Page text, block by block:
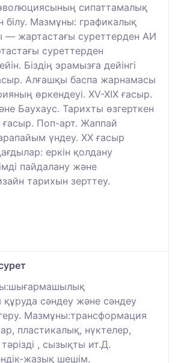
эволюциясының сипаттамалық
білу. Мазмұны: графикалық
— жартастағы суреттерден АИ
суреттерден
Біздің эрамызға дейінгі
Алғашқы баспа жарнамасы
өркендеуі. XV-XIX ғасыр.
Баухаус. Тарихты өзгерткен
ғасыр. Поп-арт. Жаппай
үндеу. ХХ ғасыр
еркін қолдану
пайдалану және
тарихын зерттеу.
сәндеу және сәндеу
Мазмұны:трансформация
пластикалық, нүктелер,
, сызықты ит.Д.
жазық шешім.